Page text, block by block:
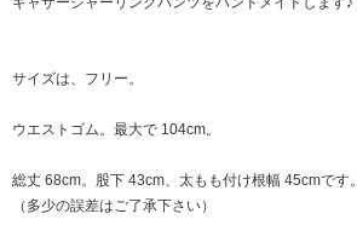
サイズは、フリー。
ウエストゴム。最大で 104cm。
総丈 68cm。股下 43cm、太もも付け根幅 45cmです。
（多少の誤差はご了承下さい）